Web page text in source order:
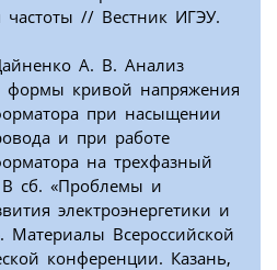
частоты // Вестник ИГЭУ.
А. В. Анализ
формы кривой напряжения
при насыщении
и при работе
на трехфазный
сб. «Проблемы и
электроэнергетики и
Материалы Всероссийской
конференции. Казань,